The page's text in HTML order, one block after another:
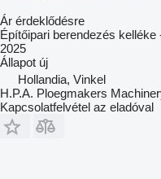
Ár érdeklődésre
Építőipari berendezés kelléke
2025
Állapot új
Hollandia, Vinkel
H.P.A. Ploegmakers
Kapcsolatfelvétel az eladóval